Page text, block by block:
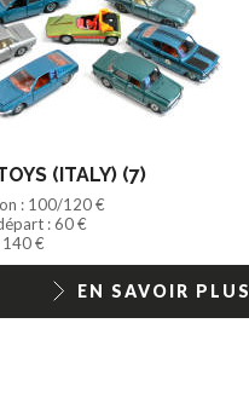
(ITALY) (7)
: 100/120 €
: 60 €
140 €
EN SAVOIR PLUS